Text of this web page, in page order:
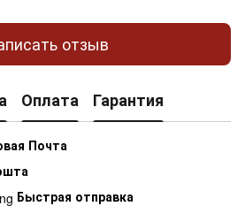
отзыв
Оплата Гарантия
Почта
Быстрая отправка